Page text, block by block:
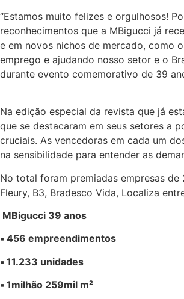
“Estamos muito felizes e orgulhosos!
reconhecimentos que a MBigucci já
e em novos nichos de mercado, como
emprego e ajudando nosso setor e o
durante evento comemorativo de 39
Na edição especial da revista que já
que se destacaram em seus setores a
cruciais. As vencedoras em cada um
na sensibilidade para entender as
No total foram premiadas empresas de
Fleury, B3, Bradesco Vida, Localiza
MBigucci 39 anos
▪️ 456 empreendimentos
▪️ 11.233 unidades
▪️ 1milhão 259mil m²